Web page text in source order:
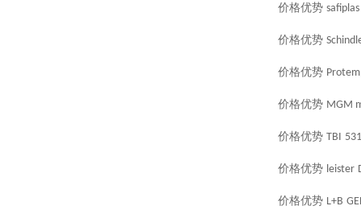
价格优势 safiplas
价格优势
价格优势
价格优势 MGM
价格优势 TBI
价格优势 leister
价格优势 L+B